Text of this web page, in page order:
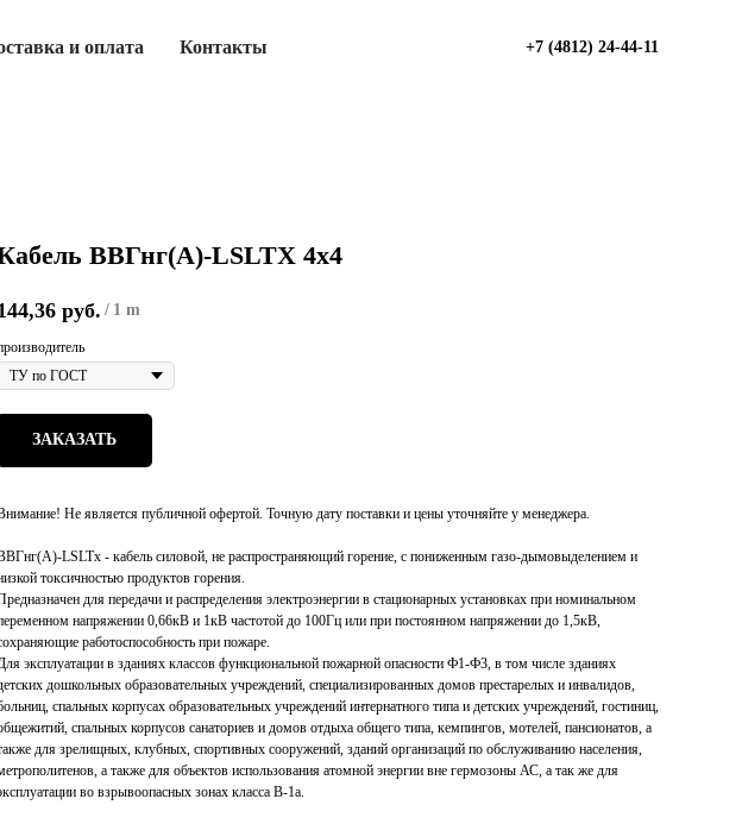
и оплата Контакты +7 (4812) 24-44-11
ВВГнг(А)-LSLTХ 4х4
руб. / 1 m
ЗАКАЗАТЬ
Не является публичной офертой. Точную дату поставки и цены уточняйте у менеджера.
LSLTx - кабель силовой, не распространяющий горение, с пониженным газо-дымовыделением и
токсичностью продуктов горения.
для передачи и распределения электроэнергии в стационарных установках при номинальном
напряжении 0,66кВ и 1кВ частотой до 100Гц или при постоянном напряжении до 1,5кВ,
работоспособность при пожаре.
эксплуатации в зданиях классов функциональной пожарной опасности Ф1-Ф3, в том числе зданиях
дошкольных образовательных учреждений, специализированных домов престарелых и инвалидов,
спальных корпусах образовательных учреждений интернатного типа и детских учреждений, гостиниц,
спальных корпусов санаториев и домов отдыха общего типа, кемпингов, мотелей, пансионатов, а
для зрелищных, клубных, спортивных сооружений, зданий организаций по обслуживанию населения,
а также для объектов использования атомной энергии вне гермозоны АС, а так же для
во взрывоопасных зонах класса В-1а.